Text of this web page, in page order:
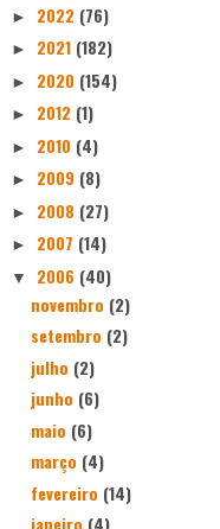
► 2022 (76)
► 2021 (182)
► 2020 (154)
► 2012 (1)
► 2010 (4)
► 2009 (8)
► 2008 (27)
► 2007 (14)
▼ 2006 (40)
novembro (2)
setembro (2)
julho (2)
junho (6)
maio (6)
março (4)
fevereiro (14)
janeiro (4)